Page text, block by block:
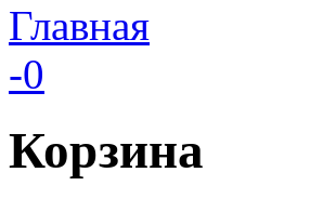
Главная
-0
Корзина